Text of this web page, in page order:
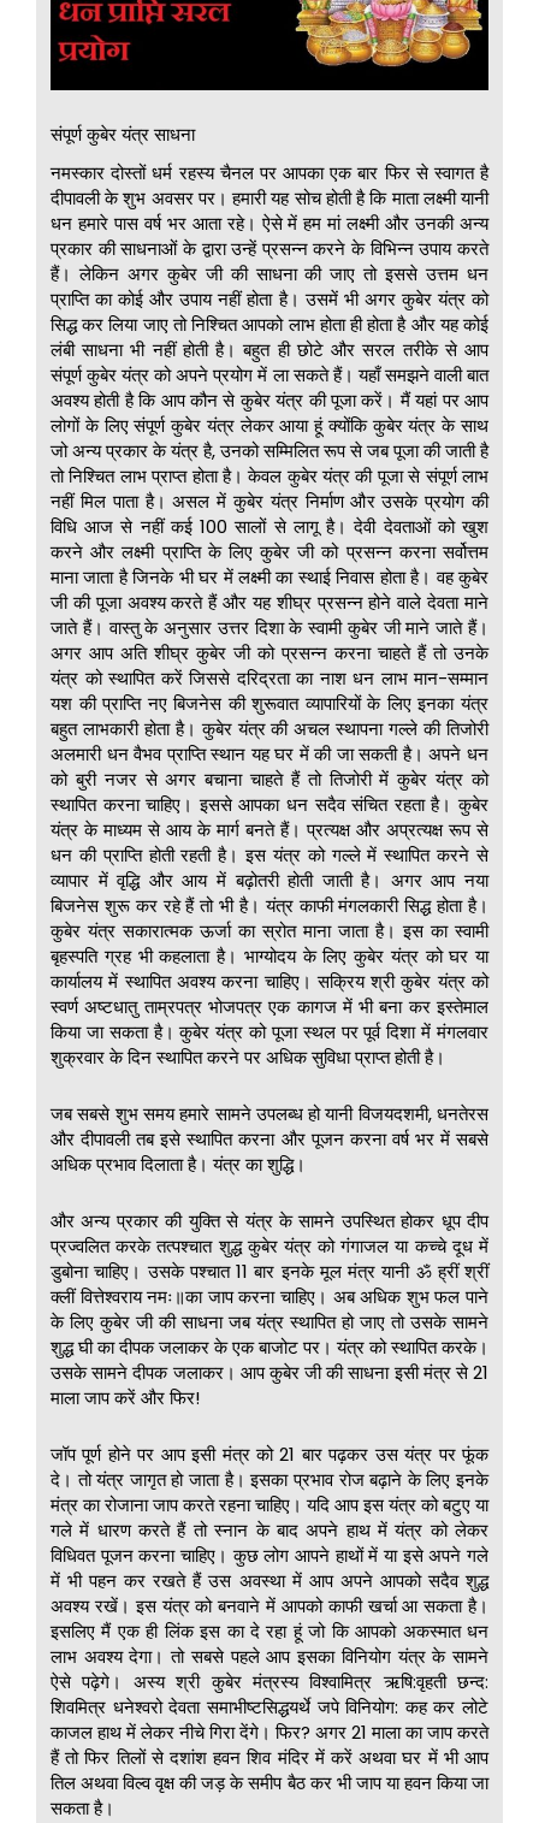
संपूर्ण कुबेर यंत्र साधना
नमस्कार दोस्तों धर्म रहस्य चैनल पर आपका एक बार फिर से स्वागत है
दीपावली के शुभ अवसर पर। हमारी यह सोच होती है कि माता लक्ष्मी यानी
धन हमारे पास वर्ष भर आता रहे। ऐसे में हम मां लक्ष्मी और उनकी अन्य
प्रकार की साधनाओं के द्वारा उन्हें प्रसन्न करने के विभिन्न उपाय करते
हैं। लेकिन अगर कुबेर जी की साधना की जाए तो इससे उत्तम धन
प्राप्ति का कोई और उपाय नहीं होता है। उसमें भी अगर कुबेर यंत्र को
सिद्ध कर लिया जाए तो निश्चित आपको लाभ होता ही होता है और यह कोई
लंबी साधना भी नहीं होती है। बहुत ही छोटे और सरल तरीके से आप
संपूर्ण कुबेर यंत्र को अपने प्रयोग में ला सकते हैं। यहाँ समझने वाली बात
अवश्य होती है कि आप कौन से कुबेर यंत्र की पूजा करें। मैं यहां पर आप
लोगों के लिए संपूर्ण कुबेर यंत्र लेकर आया हूं क्योंकि कुबेर यंत्र के साथ
जो अन्य प्रकार के यंत्र है, उनको सम्मिलित रूप से जब पूजा की जाती है
तो निश्चित लाभ प्राप्त होता है। केवल कुबेर यंत्र की पूजा से संपूर्ण लाभ
नहीं मिल पाता है। असल में कुबेर यंत्र निर्माण और उसके प्रयोग की
विधि आज से नहीं कई 100 सालों से लागू है। देवी देवताओं को खुश
करने और लक्ष्मी प्राप्ति के लिए कुबेर जी को प्रसन्न करना सर्वोत्तम
माना जाता है जिनके भी घर में लक्ष्मी का स्थाई निवास होता है। वह कुबेर
जी की पूजा अवश्य करते हैं और यह शीघ्र प्रसन्न होने वाले देवता माने
जाते हैं। वास्तु के अनुसार उत्तर दिशा के स्वामी कुबेर जी माने जाते हैं।
अगर आप अति शीघ्र कुबेर जी को प्रसन्न करना चाहते हैं तो उनके
यंत्र को स्थापित करें जिससे दरिद्रता का नाश धन लाभ मान-सम्मान
यश की प्राप्ति नए बिजनेस की शुरूवात व्यापारियों के लिए इनका यंत्र
बहुत लाभकारी होता है। कुबेर यंत्र की अचल स्थापना गल्ले की तिजोरी
अलमारी धन वैभव प्राप्ति स्थान यह घर में की जा सकती है। अपने धन
को बुरी नजर से अगर बचाना चाहते हैं तो तिजोरी में कुबेर यंत्र को
स्थापित करना चाहिए। इससे आपका धन सदैव संचित रहता है। कुबेर
यंत्र के माध्यम से आय के मार्ग बनते हैं। प्रत्यक्ष और अप्रत्यक्ष रूप से
धन की प्राप्ति होती रहती है। इस यंत्र को गल्ले में स्थापित करने से
व्यापार में वृद्धि और आय में बढ़ोतरी होती जाती है। अगर आप नया
बिजनेस शुरू कर रहे हैं तो भी है। यंत्र काफी मंगलकारी सिद्ध होता है।
कुबेर यंत्र सकारात्मक ऊर्जा का स्रोत माना जाता है। इस का स्वामी
बृहस्पति ग्रह भी कहलाता है। भाग्योदय के लिए कुबेर यंत्र को घर या
कार्यालय में स्थापित अवश्य करना चाहिए। सक्रिय श्री कुबेर यंत्र को
स्वर्ण अष्टधातु ताम्रपत्र भोजपत्र एक कागज में भी बना कर इस्तेमाल
किया जा सकता है। कुबेर यंत्र को पूजा स्थल पर पूर्व दिशा में मंगलवार
शुक्रवार के दिन स्थापित करने पर अधिक सुविधा प्राप्त होती है।
जब सबसे शुभ समय हमारे सामने उपलब्ध हो यानी विजयदशमी, धनतेरस
और दीपावली तब इसे स्थापित करना और पूजन करना वर्ष भर में सबसे
अधिक प्रभाव दिलाता है। यंत्र का शुद्धि।
और अन्य प्रकार की युक्ति से यंत्र के सामने उपस्थित होकर धूप दीप
प्रज्वलित करके तत्पश्चात शुद्ध कुबेर यंत्र को गंगाजल या कच्चे दूध में
डुबोना चाहिए। उसके पश्चात 11 बार इनके मूल मंत्र यानी ॐ ह्रीं श्रीं
क्लीं वित्तेश्वराय नमः॥का जाप करना चाहिए। अब अधिक शुभ फल पाने
के लिए कुबेर जी की साधना जब यंत्र स्थापित हो जाए तो उसके सामने
शुद्ध घी का दीपक जलाकर के एक बाजोट पर। यंत्र को स्थापित करके।
उसके सामने दीपक जलाकर। आप कुबेर जी की साधना इसी मंत्र से 21
माला जाप करें और फिर!
जॉप पूर्ण होने पर आप इसी मंत्र को 21 बार पढ़कर उस यंत्र पर फूंक
दे। तो यंत्र जागृत हो जाता है। इसका प्रभाव रोज बढ़ाने के लिए इनके
मंत्र का रोजाना जाप करते रहना चाहिए। यदि आप इस यंत्र को बटुए या
गले में धारण करते हैं तो स्नान के बाद अपने हाथ में यंत्र को लेकर
विधिवत पूजन करना चाहिए। कुछ लोग आपने हाथों में या इसे अपने गले
में भी पहन कर रखते हैं उस अवस्था में आप अपने आपको सदैव शुद्ध
अवश्य रखें। इस यंत्र को बनवाने में आपको काफी खर्चा आ सकता है।
इसलिए मैं एक ही लिंक इस का दे रहा हूं जो कि आपको अकस्मात धन
लाभ अवश्य देगा। तो सबसे पहले आप इसका विनियोग यंत्र के सामने
ऐसे पढ़ेगे। अस्य श्री कुबेर मंत्रस्य विश्वामित्र ऋषि:वृहती छन्द:
शिवमित्र धनेश्वरो देवता समाभीष्टसिद्धयर्थे जपे विनियोग: कह कर लोटे
काजल हाथ में लेकर नीचे गिरा देंगे। फिर? अगर 21 माला का जाप करते
हैं तो फिर तिलों से दशांश हवन शिव मंदिर में करें अथवा घर में भी आप
तिल अथवा विल्व वृक्ष की जड़ के समीप बैठ कर भी जाप या हवन किया जा
सकता है।